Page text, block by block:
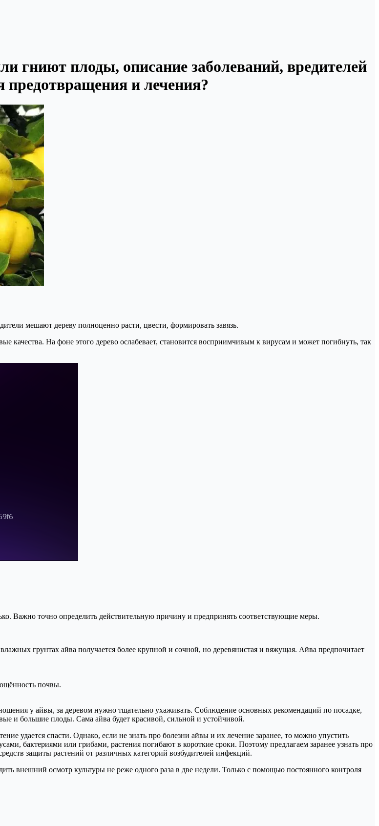
гниют плоды, описание заболеваний, вредителей
предотвращения и лечения?
мешают дереву полноценно расти, цвести, формировать завязь.
качества. На фоне этого дерево ослабевает, становится восприимчивым к вирусам и может погибнуть, так
Важно точно определить действительную причину и предпринять соответствующие меры.
грунтах айва получается более крупной и сочной, но деревянистая и вяжущая. Айва предпочитает
почвы.
у айвы, за деревом нужно тщательно ухаживать. Соблюдение основных рекомендаций по посадке,
и большие плоды. Сама айва будет красивой, сильной и устойчивой.
удается спасти. Однако, если не знать про болезни айвы и их лечение заранее, то можно упустить
бактериями или грибами, растения погибают в короткие сроки. Поэтому предлагаем заранее узнать про
защиты растений от различных категорий возбудителей инфекций.
внешний осмотр культуры не реже одного раза в две недели. Только с помощью постоянного контроля